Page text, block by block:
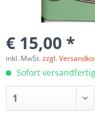
€ 15,00 *
inkl. MwSt.zzgl.
Sofort